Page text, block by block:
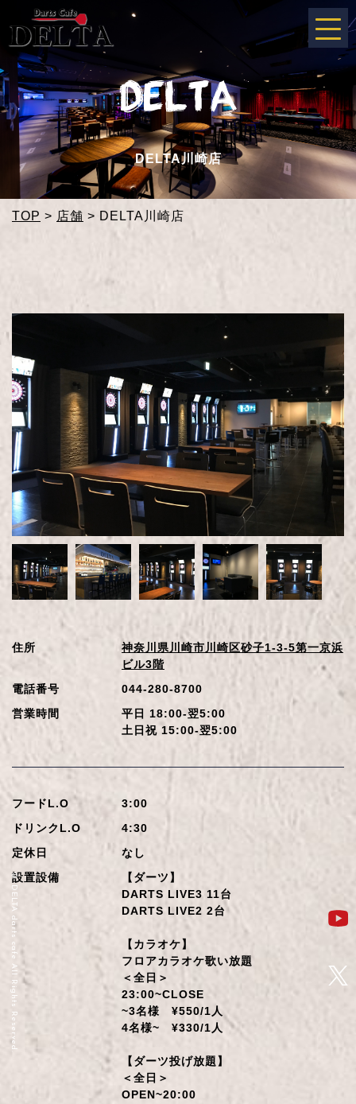
DELTA川崎店
TOP > 店舗 > DELTA川崎店
住所
神奈川県川崎市川崎区砂子1-3-5第一京浜
ビル3階
電話番号
044-280-8700
営業時間
平日 18:00-翌5:00
土日祝 15:00-翌5:00
フードL.O
3:00
ドリンクL.O
4:30
定休日
なし
設置設備
【ダーツ】
DARTS LIVE3 11台
DARTS LIVE2 2台
【カラオケ】
フロアカラオケ歌い放題
＜全日＞
23:00~CLOSE
~3名様 ¥550/1人
4名様~ ¥330/1人
【ダーツ投げ放題】
＜全日＞
OPEN~20:00
© DELTA darts cafe All Rights Reserved.